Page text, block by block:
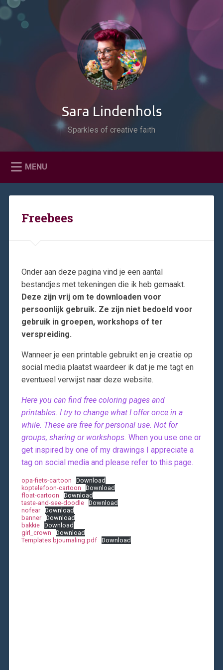
Naar
inhoud
Zoeken
Sara Lindenhols
Sparkles of creative faith
MENU
Freebees
Onder aan deze pagina vind je een aantal
bestandjes met tekeningen die ik heb gemaakt.
Deze zijn vrij om te downloaden voor
persoonlijk gebruik. Ze zijn niet bedoeld voor
gebruik in groepen, workshops of ter
verspreiding.
Wanneer je een printable gebruikt en je creatie op
social media plaatst waardeer ik dat je me tagt en
eventueel verwijst naar deze website.
Here you can find free coloring pages and
printables. I try to change what I offer once in a
while. These are free for personal use. Not for
groups, sharing or workshops. When you use one or
get inspired by one of my drawings I appreciate a
tag on social media and please refer to this page.
opa-fiets-cartoon
Download
koptelefoon-cartoon
Download
float-cartoon
Download
taste-and-see-doodle
Download
nofear
Download
banner
Download
bakkie
Download
girl_crown
Download
Templates bjournaling.pdf
Download